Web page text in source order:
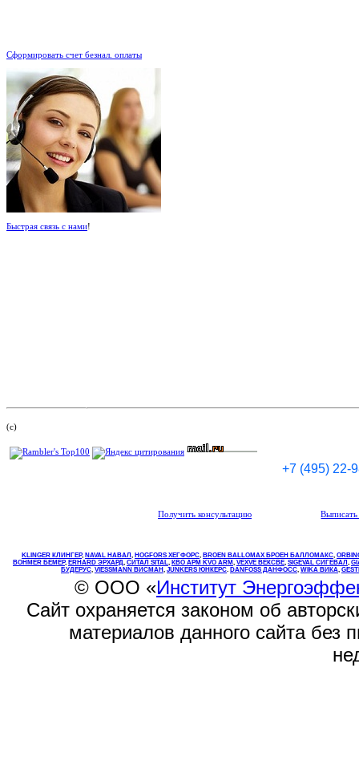
Сформировать счет безнал. оплаты
Быстрая связь с нами!
(c)
+7 (495) 22-
Получить консультацию
KLINGER КЛИНГЕР, NAVAL НАВАЛ , НOGFORS ХЕГФОРС, BROEN BALLOMAX БРОЕН БАЛЛОМАКС,
BOHMER БЕМЕР, ERHARD ЭРХАРД, СИТАЛ SITAL, КВО АРМ KVO ARM, VEXVE ВЕКСВЕ, SIGEVAL СИГЕВАЛ ,
БУДЕРУС, VIESSMANN ВИСМАН , JUNKERS ЮНКЕРС. DANFOSS ДАНФОСС, WIKA ВИКА,
© ООО «Институт
Сайт охраняется законом об
материалов данного сайта без